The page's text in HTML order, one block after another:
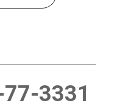
3331